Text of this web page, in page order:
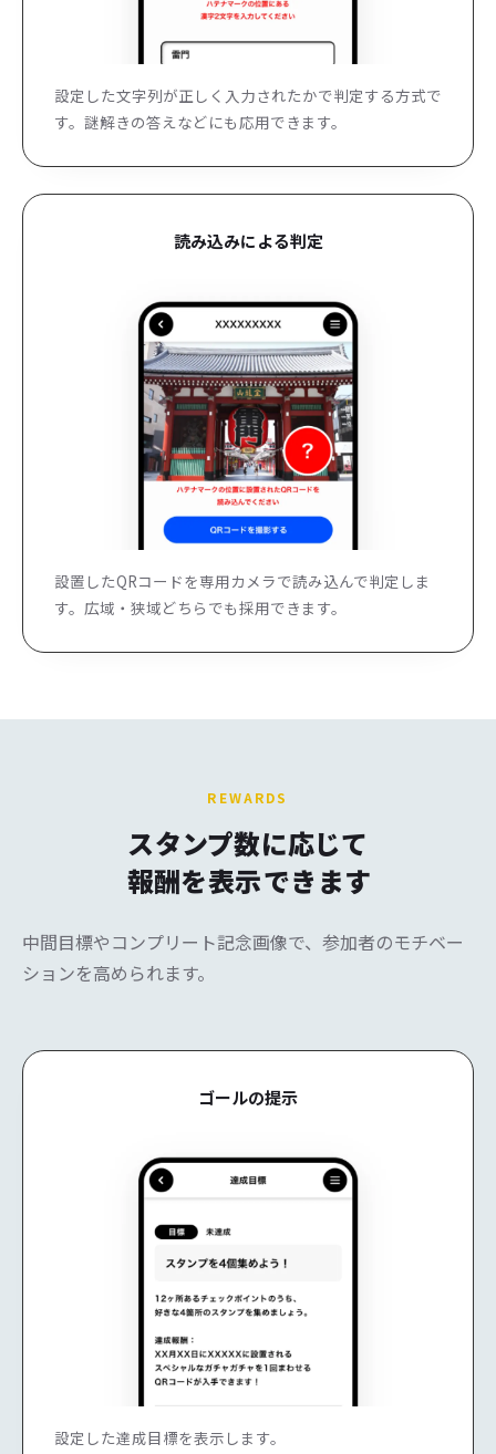
設定した文字列が正しく入力されたかで判定する方式で
す。謎解きの答えなどにも応用できます。
読み込みによる判定
設置したQRコードを専用カメラで読み込んで判定しま
す。広域・狭域どちらでも採用できます。
REWARDS
スタンプ数に応じて
報酬を表示できます
中間目標やコンプリート記念画像で、参加者のモチベー
ションを高められます。
ゴールの提示
設定した達成目標を表示します。